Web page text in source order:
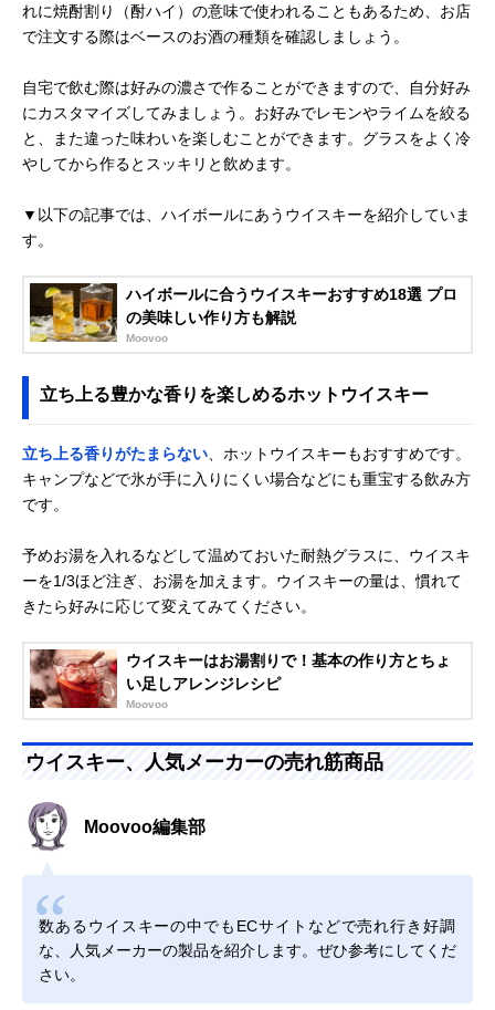
れに焼酎割り（酎ハイ）の意味で使われることもあるため、お店
で注文する際はベースのお酒の種類を確認しましょう。
自宅で飲む際は好みの濃さで作ることができますので、自分好み
にカスタマイズしてみましょう。お好みでレモンやライムを絞る
と、また違った味わいを楽しむことができます。グラスをよく冷
やしてから作るとスッキリと飲めます。
▼以下の記事では、ハイボールにあうウイスキーを紹介していま
す。
ハイボールに合うウイスキーおすすめ18選 プロ
の美味しい作り方も解説
Moovoo
立ち上る豊かな香りを楽しめるホットウイスキー
立ち上る香りがたまらない 、ホットウイスキーもおすすめです。
キャンプなどで氷が手に入りにくい場合などにも重宝する飲み方
です。
予めお湯を入れるなどして温めておいた耐熱グラスに、ウイスキ
ーを1/3ほど注ぎ、お湯を加えます。ウイスキーの量は、慣れて
きたら好みに応じて変えてみてください。
ウイスキーはお湯割りで！基本の作り方とちょ
い足しアレンジレシピ
Moovoo
ウイスキー、人気メーカーの売れ筋商品
Moovoo編集部
数あるウイスキーの中でもECサイトなどで売れ行き好調
な、人気メーカーの製品を紹介します。ぜひ参考にしてくだ
さい。